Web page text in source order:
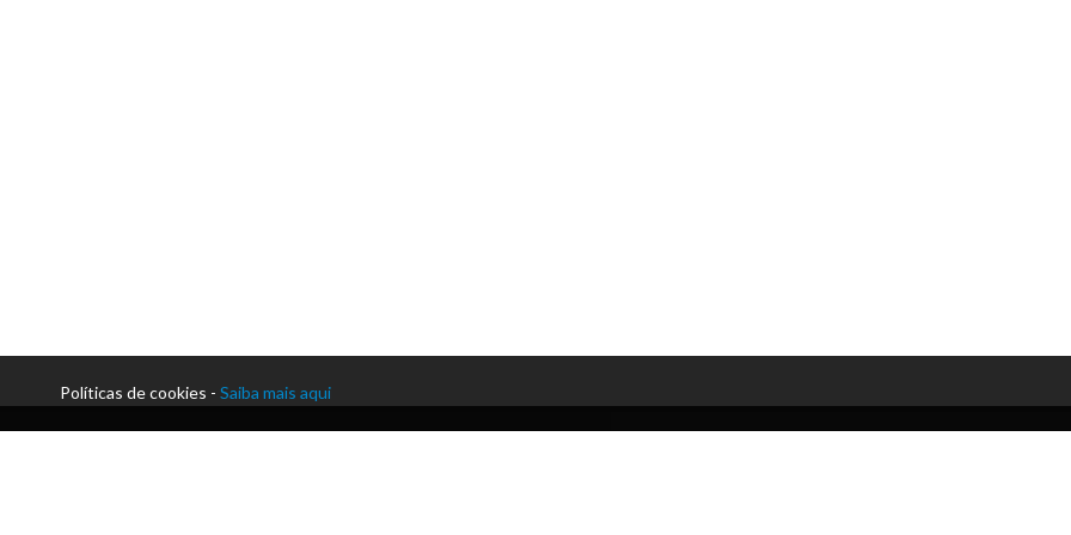
Políticas de cookies - Saiba mais aqui